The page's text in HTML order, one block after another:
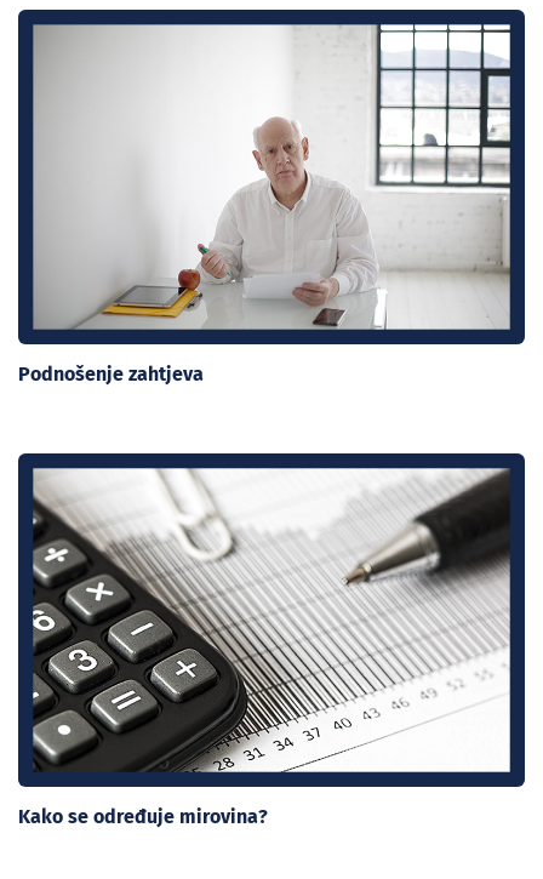
Podnošenje zahtjeva
Kako se određuje mirovina?